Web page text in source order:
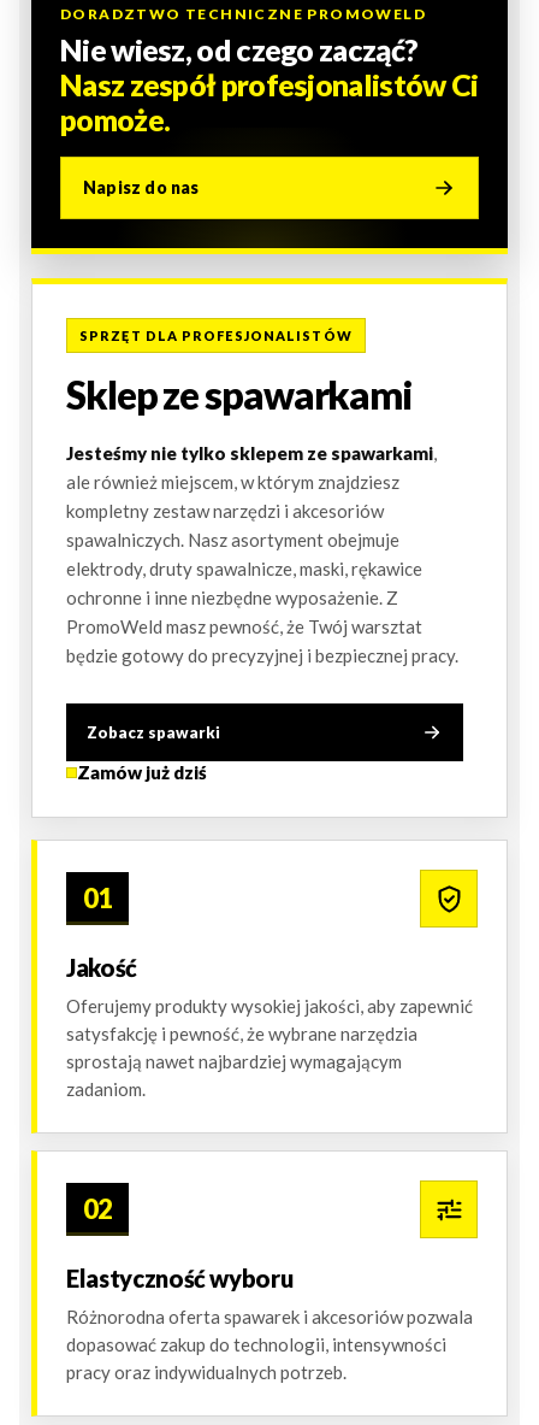
DORADZTWO TECHNICZNE PROMOWELD
Nie wiesz, od czego zacząć?
Nasz zespół profesjonalistów Ci
pomoże.
Napisz do nas
SPRZĘT DLA PROFESJONALISTÓW
Sklep ze spawarkami
Jesteśmy nie tylko sklepem ze spawarkami,
ale również miejscem, w którym znajdziesz
kompletny zestaw narzędzi i akcesoriów
spawalniczych. Nasz asortyment obejmuje
elektrody, druty spawalnicze, maski, rękawice
ochronne i inne niezbędne wyposażenie. Z
PromoWeld masz pewność, że Twój warsztat
będzie gotowy do precyzyjnej i bezpiecznej pracy.
Zobacz spawarki
Zamów już dziś
01
Jakość
Oferujemy produkty wysokiej jakości, aby zapewnić
satysfakcję i pewność, że wybrane narzędzia
sprostają nawet najbardziej wymagającym
zadaniom.
02
Elastyczność wyboru
Różnorodna oferta spawarek i akcesoriów pozwala
dopasować zakup do technologii, intensywności
pracy oraz indywidualnych potrzeb.